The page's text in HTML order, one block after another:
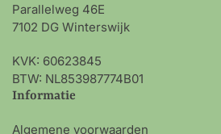
Parallelweg 46E
7102 DG Winterswijk
KVK: 60623845
BTW: NL853987774B01
Informatie
Algemene voorwaarden